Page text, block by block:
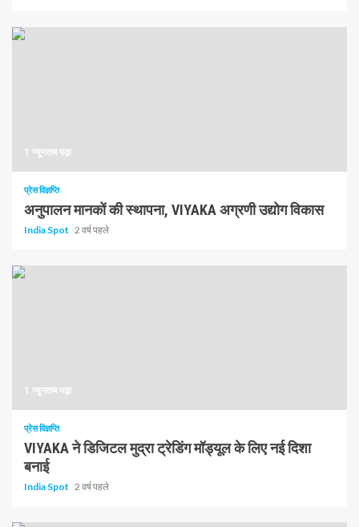
1 न्यूनतम पढ़ा
प्रेस विज्ञप्ति
अनुपालन मानकों की स्थापना, VIYAKA अग्रणी उद्योग विकास
India Spot 2 वर्ष पहले
1 न्यूनतम पढ़ा
प्रेस विज्ञप्ति
VIYAKA ने डिजिटल मुद्रा ट्रेडिंग मॉड्यूल के लिए नई दिशा
बनाई
India Spot 2 वर्ष पहले